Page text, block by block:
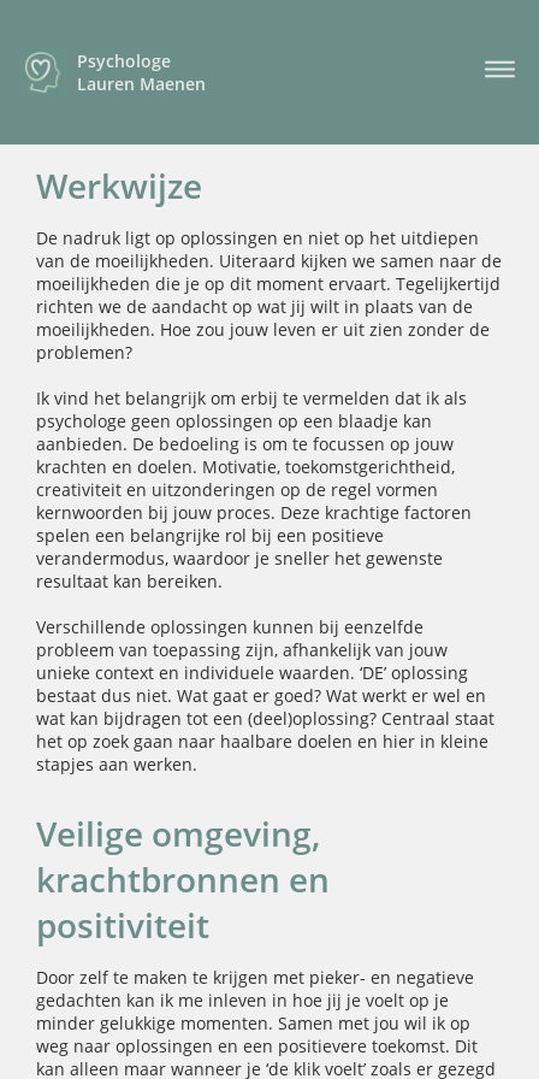
Psychologe
Lauren Maenen
Werkwijze
De nadruk ligt op oplossingen en niet op het uitdiepen
van de moeilijkheden. Uiteraard kijken we samen naar de
moeilijkheden die je op dit moment ervaart. Tegelijkertijd
richten we de aandacht op wat jij wilt in plaats van de
moeilijkheden. Hoe zou jouw leven er uit zien zonder de
problemen?
Ik vind het belangrijk om erbij te vermelden dat ik als
psychologe geen oplossingen op een blaadje kan
aanbieden. De bedoeling is om te focussen op jouw
krachten en doelen. Motivatie, toekomstgerichtheid,
creativiteit en uitzonderingen op de regel vormen
kernwoorden bij jouw proces. Deze krachtige factoren
spelen een belangrijke rol bij een positieve
verandermodus, waardoor je sneller het gewenste
resultaat kan bereiken.
Verschillende oplossingen kunnen bij eenzelfde
probleem van toepassing zijn, afhankelijk van jouw
unieke context en individuele waarden. ‘DE’ oplossing
bestaat dus niet. Wat gaat er goed? Wat werkt er wel en
wat kan bijdragen tot een (deel)oplossing? Centraal staat
het op zoek gaan naar haalbare doelen en hier in kleine
stapjes aan werken.
Veilige omgeving,
krachtbronnen en
positiviteit
Door zelf te maken te krijgen met pieker- en negatieve
gedachten kan ik me inleven in hoe jij je voelt op je
minder gelukkige momenten. Samen met jou wil ik op
weg naar oplossingen en een positievere toekomst. Dit
kan alleen maar wanneer je ‘de klik voelt’ zoals er gezegd